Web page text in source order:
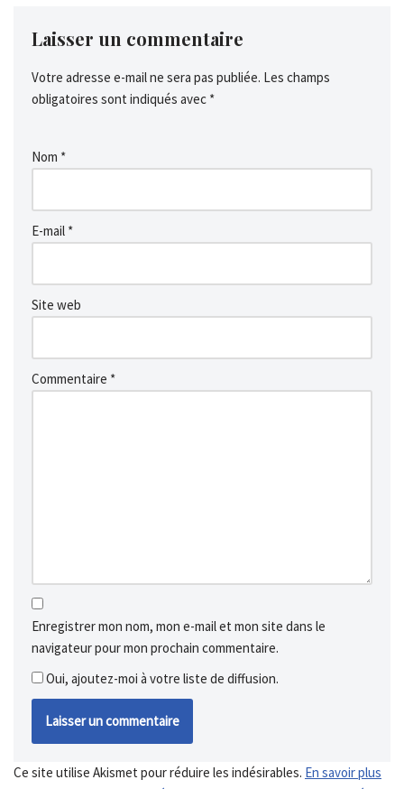
Laisser un commentaire
Votre adresse e-mail ne sera pas publiée. Les champs
obligatoires sont indiqués avec *
Nom *
E-mail *
Site web
Commentaire *
Enregistrer mon nom, mon e-mail et mon site dans le
navigateur pour mon prochain commentaire.
Oui, ajoutez-moi à votre liste de diffusion.
Ce site utilise Akismet pour réduire les indésirables. En savoir plus